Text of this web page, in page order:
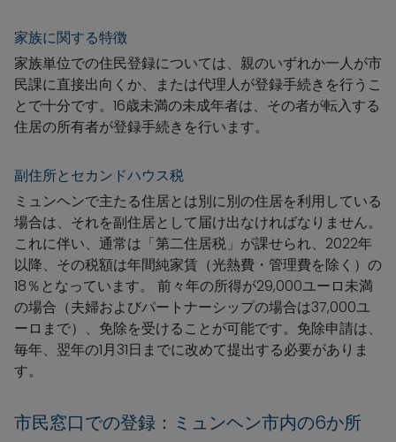
家族に関する特徴
家族単位での住民登録については、親のいずれか一人が市
民課に直接出向くか、または代理人が登録手続きを行うこ
とで十分です。16歳未満の未成年者は、その者が転入する
住居の所有者が登録手続きを行います。
副住所とセカンドハウス税
ミュンヘンで主たる住居とは別に別の住居を利用している
場合は、それを副住居として届け出なければなりません。
これに伴い、通常は「第二住居税」が課せられ、2022年
以降、その税額は年間純家賃（光熱費・管理費を除く）の
18％となっています。 前々年の所得が29,000ユーロ未満
の場合（夫婦およびパートナーシップの場合は37,000ユ
ーロまで）、免除を受けることが可能です。免除申請は、
毎年、翌年の1月31日までに改めて提出する必要がありま
す。
市民窓口での登録：ミュンヘン市内の6か所